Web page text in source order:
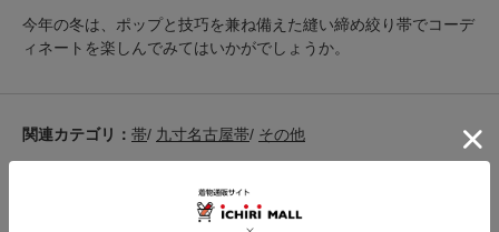
今年の冬は、ポップと技巧を兼ね備えた縫い締め絞り帯でコーデ
ィネートを楽しんでみてはいかがでしょうか。
関連カテゴリ： 帯/ 九寸名古屋帯/ その他
この商品を見た人は
こちらの商品も見ています